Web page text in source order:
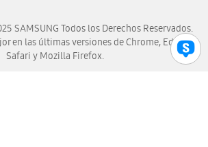
SAMSUNG Todos los Derechos Reservados.
en las últimas versiones de Chrome, Edge,
Safari y Mozilla Firefox.